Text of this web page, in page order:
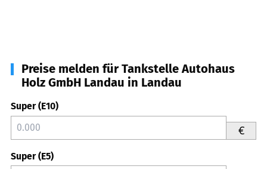
Preise melden für Tankstelle Autohaus
Holz GmbH Landau in Landau
Super (E10)
€
Super (E5)